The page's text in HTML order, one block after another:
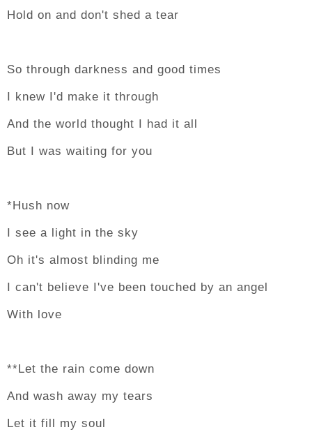
Hold on and don't shed a tear
So through darkness and good times
I knew I'd make it through
And the world thought I had it all
But I was waiting for you
*Hush now
I see a light in the sky
Oh it's almost blinding me
I can't believe I've been touched by an angel
With love
**Let the rain come down
And wash away my tears
Let it fill my soul